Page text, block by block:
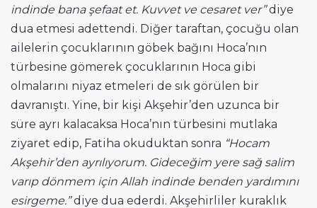
indinde bana şefaat et. Kuvvet ve cesaret ver”diye
dua etmesi adettendi. Diğer taraftan, çocuğu olan
ailelerin çocuklarının göbek bağını Hoca’nın
türbesine gömerek çocuklarının Hoca gibi
olmalarını niyaz etmeleri de sık görülen bir
davranıştı. Yine, bir kişi Akşehir’den uzunca bir
süre ayrı kalacaksa Hoca’nın türbesini mutlaka
ziyaret edip, Fatiha okuduktan sonra “Hocam
Akşehir’den ayrılıyorum. Gideceğim yere sağ salim
varıp dönmem için Allah indinde benden yardımını
esirgeme.”diye dua ederdi. Akşehirliler kuraklık